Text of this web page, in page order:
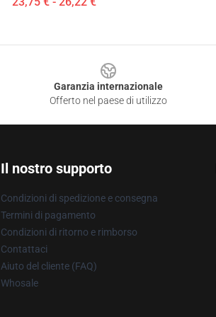
Garanzia internazionale
Offerto nel paese di utilizzo
Il nostro supporto
Condizioni di spedizione e consegna
Termini di pagamento
Condizioni di ritorno e rimborso
Contattaci
Aiuto del cliente (FAQ)
Whosale